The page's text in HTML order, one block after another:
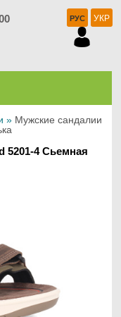
РУС УКР
» Мужские сандалии
5201-4 Сьемная